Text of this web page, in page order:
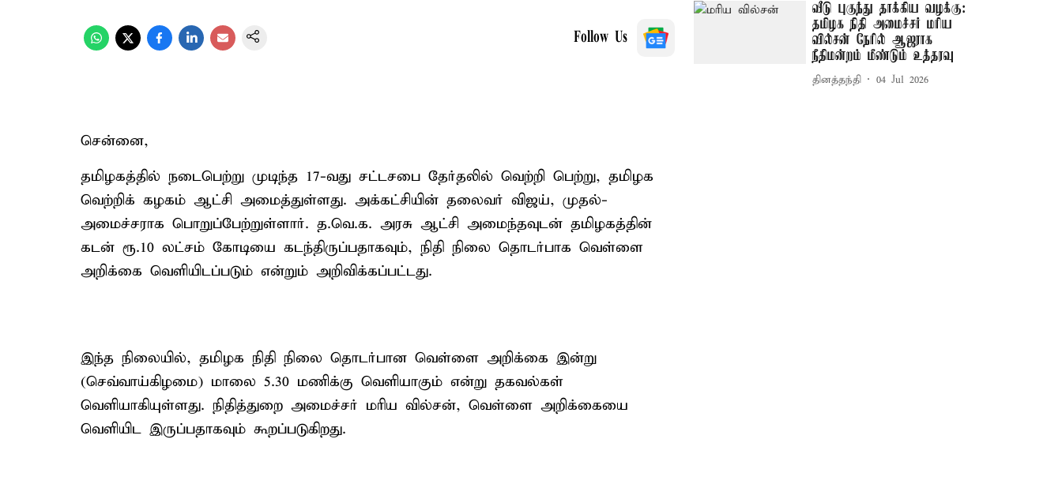
Follow Us
சென்னை,
தமிழகத்தில் நடைபெற்று முடிந்த 17-வது சட்டசபை தேர்தலில் வெற்றி பெற்று, தமிழக
வெற்றிக் கழகம் ஆட்சி அமைத்துள்ளது. அக்கட்சியின் தலைவர் விஜய், முதல்-
அமைச்சராக பொறுப்பேற்றுள்ளார். த.வெ.க. அரசு ஆட்சி அமைந்தவுடன் தமிழகத்தின்
கடன் ரூ.10 லட்சம் கோடியை கடந்திருப்பதாகவும், நிதி நிலை தொடர்பாக வெள்ளை
அறிக்கை வெளியிடப்படும் என்றும் அறிவிக்கப்பட்டது.
இந்த நிலையில், தமிழக நிதி நிலை தொடர்பான வெள்ளை அறிக்கை இன்று
(செவ்வாய்கிழமை) மாலை 5.30 மணிக்கு வெளியாகும் என்று தகவல்கள்
வெளியாகியுள்ளது. நிதித்துறை அமைச்சர் மரிய வில்சன், வெள்ளை அறிக்கையை
வெளியிட இருப்பதாகவும் கூறப்படுகிறது.
வீடு புகுந்து தாக்கிய வழக்கு:
தமிழக நிதி அமைச்சர் மரிய
வில்சன் நேரில் ஆஜராக
நீதிமன்றம் மீண்டும் உத்தரவு
தினத்தந்தி 04 Jul 2026